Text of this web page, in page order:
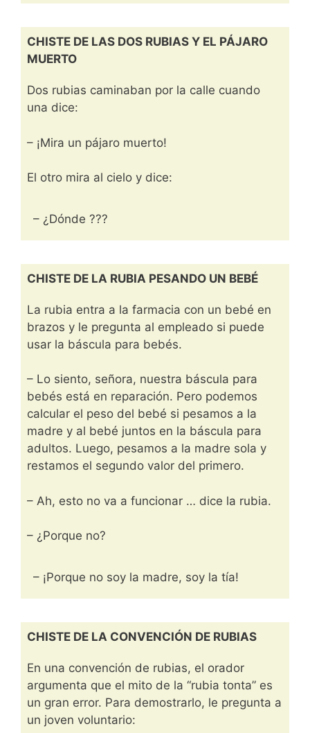
CHISTE DE LAS DOS RUBIAS Y EL PÁJARO
MUERTO
Dos rubias caminaban por la calle cuando
una dice:
– ¡Mira un pájaro muerto!
El otro mira al cielo y dice:
– ¿Dónde ???
CHISTE DE LA RUBIA PESANDO UN BEBÉ
La rubia entra a la farmacia con un bebé en
brazos y le pregunta al empleado si puede
usar la báscula para bebés.
– Lo siento, señora, nuestra báscula para
bebés está en reparación. Pero podemos
calcular el peso del bebé si pesamos a la
madre y al bebé juntos en la báscula para
adultos. Luego, pesamos a la madre sola y
restamos el segundo valor del primero.
– Ah, esto no va a funcionar … dice la rubia.
– ¿Porque no?
– ¡Porque no soy la madre, soy la tía!
CHISTE DE LA CONVENCIÓN DE RUBIAS
En una convención de rubias, el orador
argumenta que el mito de la “rubia tonta” es
un gran error. Para demostrarlo, le pregunta a
un joven voluntario: